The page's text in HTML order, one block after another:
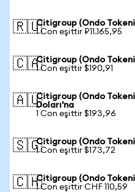
🇷🇺Citigroup (Ondo
1 Con eşittir ₽11.165,95
🇨🇦Citigroup (Ondo
1 Con eşittir $190,91
🇦🇺Citigroup (Ondo
Doları'na
1 Con eşittir $193,96
🇸🇬Citigroup (Ondo
1 Con eşittir $173,72
🇨🇭Citigroup (Ondo
1 Con eşittir CHF 110,59